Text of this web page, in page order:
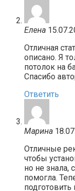
Елена
Отличная
описано. Я
потолок на
Спасибо
Ответить
Марина
Отличные
чтобы
но не знала,
помогла.
подготовить